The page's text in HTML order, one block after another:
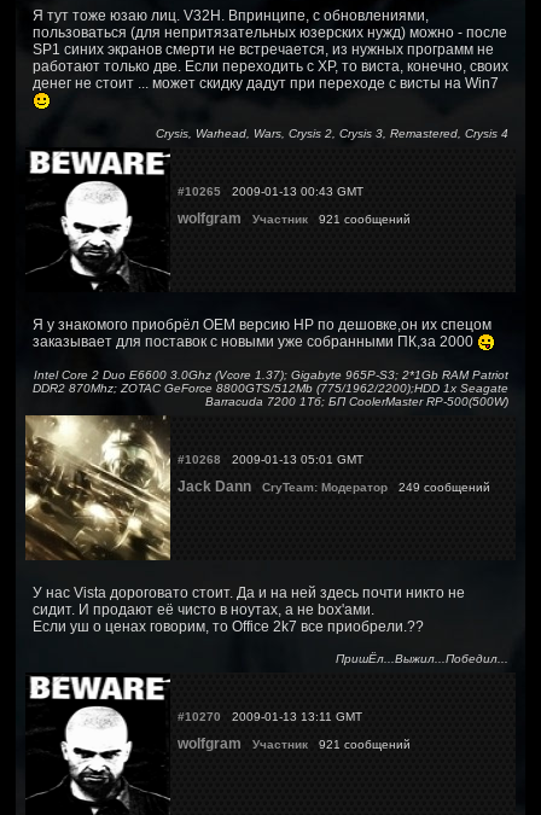
Я тут тоже юзаю лиц. V32H. Впринципе, с обновлениями,
пользоваться (для непритязательных юзерских нужд) можно - после
SP1 синих экранов смерти не встречается, из нужных программ не
работают только две. Если переходить с XP, то виста, конечно, своих
денег не стоит ... может скидку дадут при переходе с висты на Win7
Crysis, Warhead, Wars, Crysis 2, Crysis 3, Remastered, Crysis 4
#10265 2009-01-13 00:43 GMT
wolfgram Участник 921 сообщений
Я у знакомого приобрёл ОЕМ версию HP по дешовке,он их спецом
заказывает для поставок с новыми уже собранными ПК,за 2000
Intel Core 2 Duo E6600 3.0Ghz (Vcore 1.37); Gigabyte 965P-S3; 2*1Gb RAM Patriot
DDR2 870Mhz; ZOTAC GeForce 8800GTS/512Mb (775/1962/2200);HDD 1x Seagate
Barracuda 7200 1Тб; БП CoolerMaster RP-500(500W)
#10268 2009-01-13 05:01 GMT
Jack Dann CryTeam: Модератор 249 сообщений
У нас Vista дороговато стоит. Да и на ней здесь почти никто не
сидит. И продают её чисто в ноутах, а не box'ами.
Если уш о ценах говорим, то Office 2k7 все приобрели.??
ПришЁл...Выжил...Победил...
#10270 2009-01-13 13:11 GMT
wolfgram Участник 921 сообщений